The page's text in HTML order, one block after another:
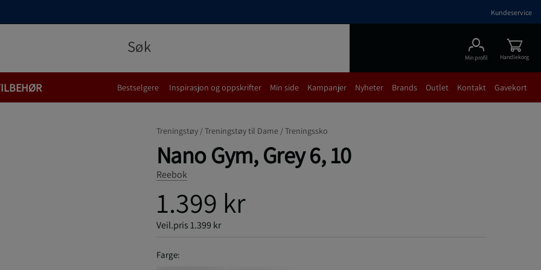
Kundeservice
Min profil Handlekorg
Bestselgere Inspirasjon og oppskrifter Min side Kampanjer Nyheter Brands Outlet Kontakt Gavekort
Treningstøy /Treningstøy til Dame /Treningssko
Nano Gym, Grey 6, 10
Reebok
1.399 kr
Veil.pris1.399 kr
Farge: